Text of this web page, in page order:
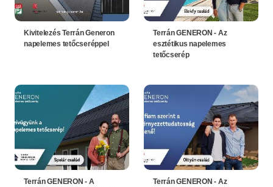
Kivitelezés Terrán Generon
napelemes tetőcseréppel
Terrán GENERON - Az
esztétikus napelemes
tetőcserép
Terrán GENERON - A
Terrán GENERON - Az